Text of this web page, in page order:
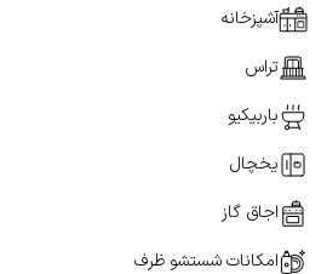
آشپزخانه
تراس
باربیکیو
یخچال
اجاق گاز
امکانات شستشو ظرف